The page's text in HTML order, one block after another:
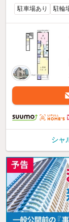
駐車場あり 駐輪
シャ